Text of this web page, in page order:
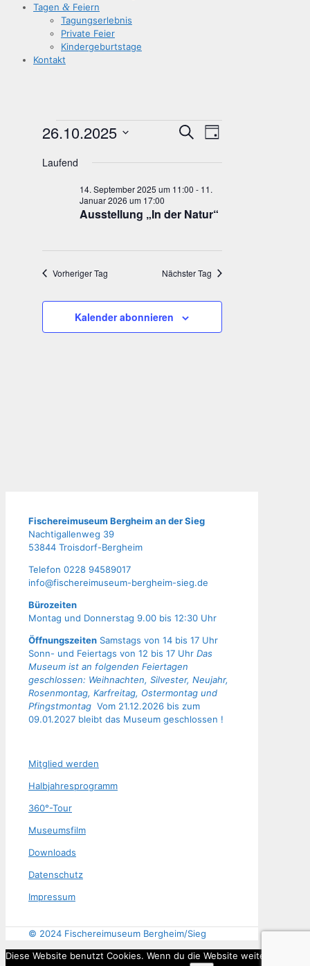
Tagen & Feiern
Tagungs­er­leb­nis
Pri­va­te Feier
Kin­der­ge­burts­ta­ge
Kon­takt
Veranstaltungen
für
26.
Veranstaltungen
Suche
und
Navigation
Suche
Ansichten-
Navigation
Tag
26.10.2025
wählen.
Laufend
Aus­stel­lung „In der Natur“
14. September 2025 um 11:00 - 11.
Januar 2026 um 17:00
Vorheriger Tag Nächster Tag
Kalender abonnieren
Fische­rei­mu­se­um Berg­heim an der Sieg
Nach­ti­gal­len­weg 39
53844 Troisdorf-Bergheim
Tele­fon 0228 94589017
info@fischereimuseum-bergheim-sieg.de
Büro­zei­ten
Mon­tag und Don­ners­tag 9.00 bis 12:30 Uhr
Öffnungszeiten Samstags von 14 bis 17 Uhr
Sonn- und Feiertags von 12 bis 17 Uhr Das
Museum ist an folgenden Feiertagen
geschlossen: Weihnachten, Silvester, Neujahr,
Rosenmontag, Karfreitag, Ostermontag und
Pfingstmontag Vom 21.12.2026 bis zum
09.01.2027 bleibt das Museum geschlossen !
Mit­glied werden
Halb­jah­res­pro­gramm
360°-Tour
Muse­ums­film
Down­loads
Daten­schutz
Impres­sum
© 2024 Fischereimuseum Bergheim/Sieg
Diese Website benutzt Cookies. Wenn du die Website weiter nutzt,